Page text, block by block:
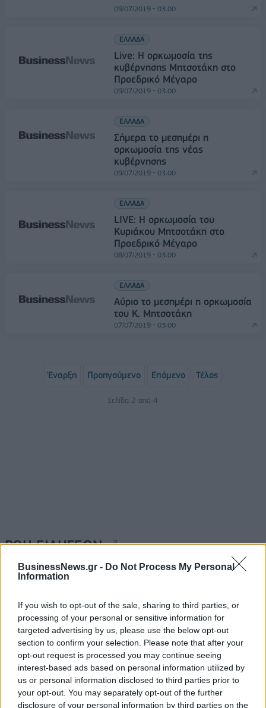
BusinessNews.gr - Do Not Process My Personal
Information
If you wish to opt-out of the sale, sharing to third parties, or
processing of your personal or sensitive information for
targeted advertising by us, please use the below opt-out
section to confirm your selection. Please note that after your
opt-out request is processed you may continue seeing
interest-based ads based on personal information utilized by
us or personal information disclosed to third parties prior to
your opt-out. You may separately opt-out of the further
disclosure of your personal information by third parties on the
09/07/2019 - 03:00
ΕΛΛΑΔΑ
Live: Η ορκωμοσία της
κυβέρνησης Μητσοτάκη στο
Προεδρικό Μέγαρο
09/07/2019 - 03:00
ΕΛΛΑΔΑ
Σήμερα το μεσημέρι η
ορκωμοσία της νέας
κυβέρνησης
09/07/2019 - 03:00
ΕΛΛΑΔΑ
LIVE: Η ορκωμοσία του
Κυριάκου Μητσοτάκη στο
Προεδρικό Μέγαρο
08/07/2019 - 03:00
ΕΛΛΑΔΑ
Αύριο το μεσημέρι η ορκωμοσία
του Κ. Μητσοτάκη
07/07/2019 - 03:00
Έναρξη Προηγούμενο Επόμενο Τέλος
Σελίδα 2 από 4
ΡΟΗ ΕΙΔΗΣΕΩΝ
07/08/2026 - 17:02 ΟΙΚΟΝΟΜΙΑ
Deloitte Ελλάδος: Χρηματοοικονομικός σύμβουλος
της ΔΕΗ για την είσοδο στην πολωνική αγορά
ενέργειας
07/08/2026 - 16:38 ΕΠΙΧΕΙΡΗΣΕΙΣ
Στρατηγική επένδυση του EFA GROUP στη Fractal